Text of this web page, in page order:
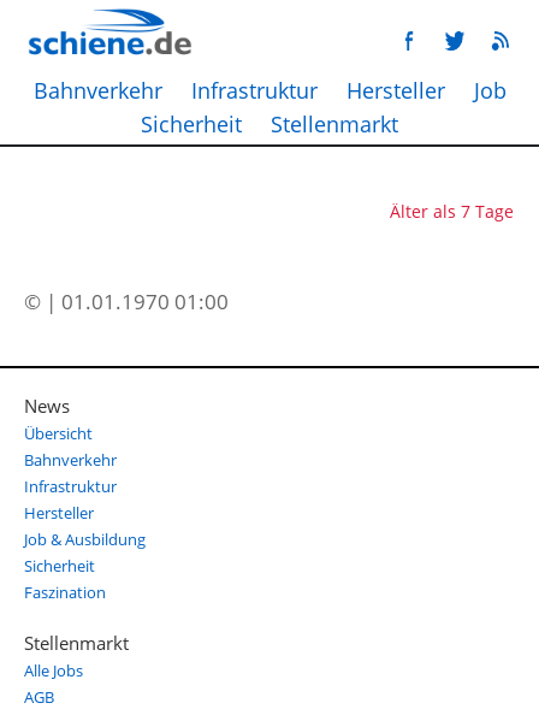
Bahnverkehr Infrastruktur Hersteller
Job
Sicherheit
Stellenmarkt
Älter als 7 Tage
© | 01.01.1970 01:00
News
Übersicht
Bahnverkehr
Infrastruktur
Hersteller
Job & Ausbildung
Sicherheit
Faszination
Stellenmarkt
Alle Jobs
AGB